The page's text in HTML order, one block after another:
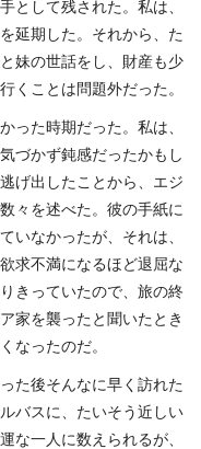
として残された。私は、
延期した。それから、た
妹の世話をし、財産も少
くことは問題外だった。
った時期だった。私は、
づかず鈍感だったかもし
げ出したことから、エジ
々を述べた。彼の手紙に
いなかったが、それは、
求不満になるほど退屈な
きっていたので、旅の終
家を襲ったと聞いたとき
なったのだ。
た後そんなに早く訪れた
バスに、たいそう近しい
な一人に数えられるが、